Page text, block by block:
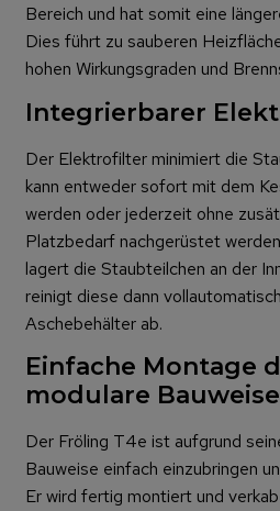
Bereich und hat somit eine
Dies führt zu sauberen
hohen Wirkungsgraden und
Integrierbarer
Der Elektrofilter minimiert die
kann entweder sofort mit dem
werden oder jederzeit ohne
Platzbedarf nachgerüstet
lagert die Staubteilchen an der
reinigt diese dann
Aschebehälter ab.
Einfache Montage
modulare Bauweise
Der Fröling T4e ist aufgrund
Bauweise einfach einzubringen
Er wird fertig montiert und